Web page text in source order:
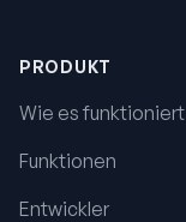
PRODUKT
Wie es funktioniert
Funktionen
Entwickler